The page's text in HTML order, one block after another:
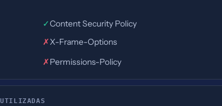
✓Content Security Policy
✗X-Frame-Options
✗Permissions-Policy